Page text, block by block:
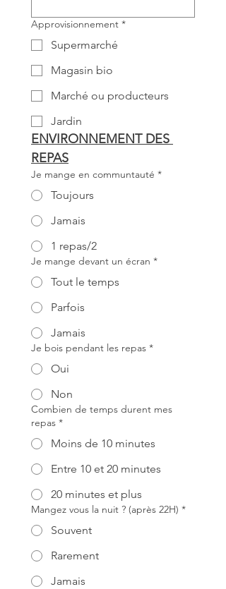
Approvisionnement *
Supermarché
Magasin bio
Marché ou producteurs
Jardin
ENVIRONNEMENT DES
REPAS
Je mange en communtauté *
Toujours
Jamais
1 repas/2
Je mange devant un écran *
Tout le temps
Parfois
Jamais
Je bois pendant les repas *
Oui
Non
Combien de temps durent mes
repas *
Moins de 10 minutes
Entre 10 et 20 minutes
20 minutes et plus
Mangez vous la nuit ? (après 22H) *
Souvent
Rarement
Jamais